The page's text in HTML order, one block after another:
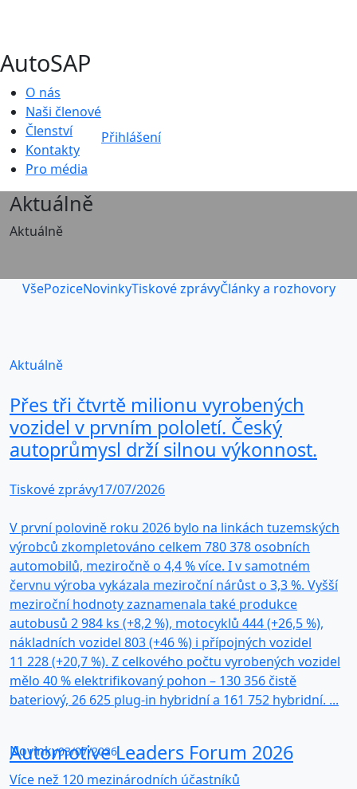
AutoSAP
O nás
Naši členové
Členství
Kontakty
Pro média
Přihlášení
Aktuálně
Aktuálně
VšePoziceNovinkyTiskové zprávyČlánky a rozhovory
Aktuálně
Přes tři čtvrtě milionu vyrobených
vozidel v prvním pololetí. Český
autoprůmysl drží silnou výkonnost.
Tiskové zprávy17/07/2026
V první polovině roku 2026 bylo na linkách tuzemských
výrobců zkompletováno celkem 780 378 osobních
automobilů, meziročně o 4,4 % více. I v samotném
červnu výroba vykázala meziroční nárůst o 3,3 %. Vyšší
meziroční hodnoty zaznamenala také produkce
autobusů 2 984 ks (+8,2 %), motocyklů 444 (+26,5 %),
nákladních vozidel 803 (+46 %) i přípojných vozidel
11 228 (+20,7 %). Z celkového počtu vyrobených vozidel
mělo 40 % elektrifikovaný pohon – 130 356 čistě
bateriový, 26 625 plug-in hybridní a 161 752 hybridní. ...
Novinky03/07/2026
Automotive Leaders Forum 2026
Více než 120 mezinárodních účastníků